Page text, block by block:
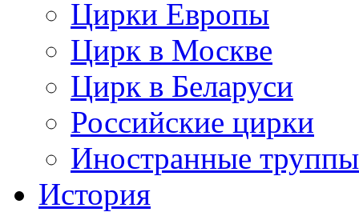
Цирки Европы
Цирк в Москве
Цирк в Беларуси
Российские цирки
Иностранные труппы
История